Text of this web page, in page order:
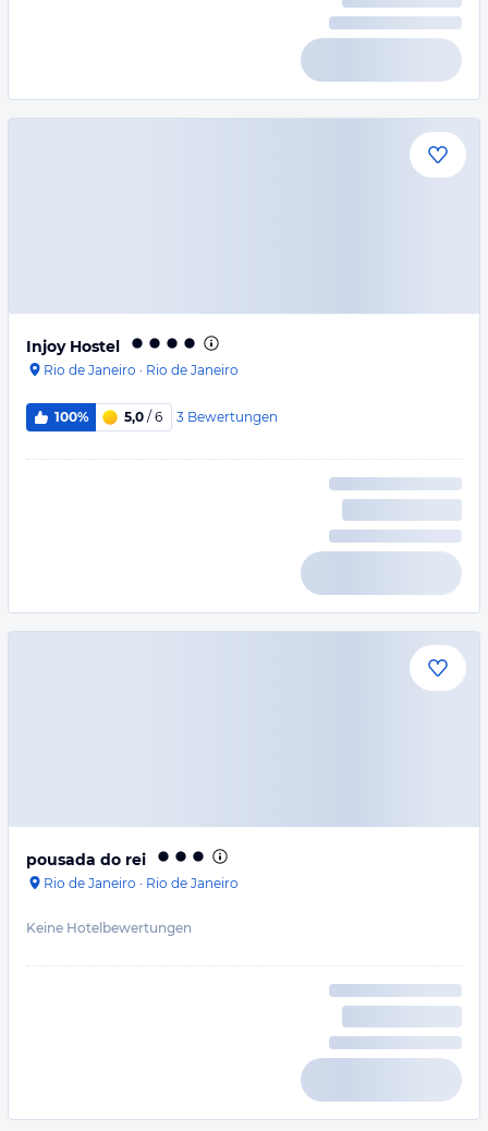
Injoy Hostel
Rio de Janeiro · Rio de Janeiro
100% 5,0 / 6 3 Bewertungen
pousada do rei
Rio de Janeiro · Rio de Janeiro
Keine Hotelbewertungen